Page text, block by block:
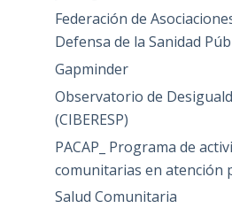
Federación de
Defensa de la Sanidad
Gapminder
Observatorio de
(CIBERESP)
PACAP_ Programa de
comunitarias en atención
Salud Comunitaria